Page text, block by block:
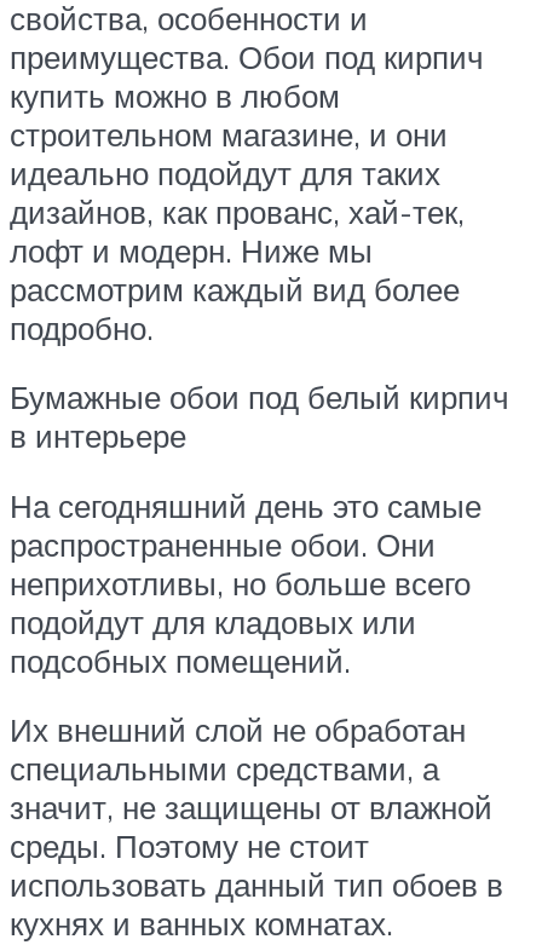
свойства, особенности и
преимущества. Обои под кирпич
купить можно в любом
строительном магазине, и они
идеально подойдут для таких
дизайнов, как прованс, хай-тек,
лофт и модерн. Ниже мы
рассмотрим каждый вид более
подробно.
Бумажные обои под белый кирпич
в интерьере
На сегодняшний день это самые
распространенные обои. Они
неприхотливы, но больше всего
подойдут для кладовых или
подсобных помещений.
Их внешний слой не обработан
специальными средствами, а
значит, не защищены от влажной
среды. Поэтому не стоит
использовать данный тип обоев в
кухнях и ванных комнатах.